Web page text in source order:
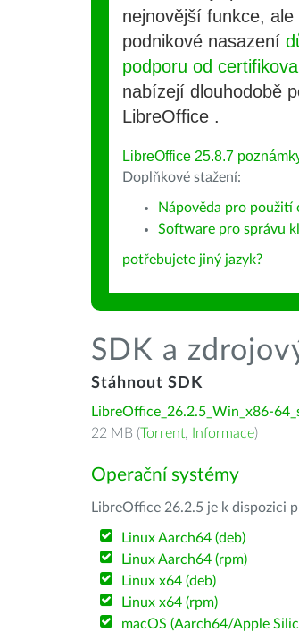
nejnovější funkce,
podnikové nasazení
podporu od
nabízejí dlouhodobě
LibreOffice .
LibreOffice 25.8.7
Doplňkové stažení:
Nápověda pro použití
Software pro správu
potřebujete jiný jazyk?
SDK a
Stáhnout SDK
LibreOffice_26.2.5_Win_x86-
22 MB (Torrent, Informace)
Operační systémy
LibreOffice 26.2.5 je k dispozici
Linux Aarch64 (deb)
Linux Aarch64 (rpm)
Linux x64 (deb)
Linux x64 (rpm)
macOS (Aarch64/Apple